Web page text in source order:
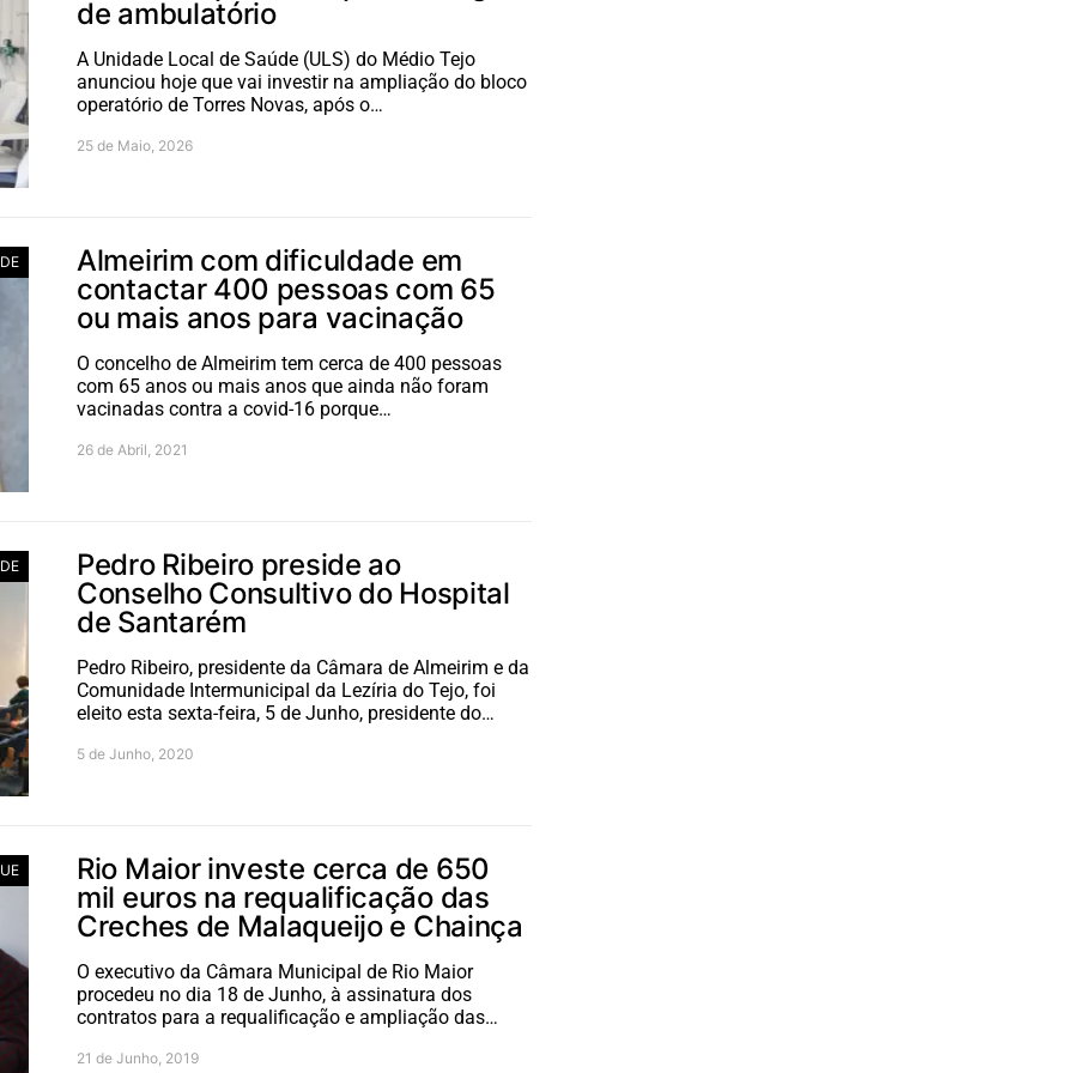
de ambulatório
A Unidade Local de Saúde (ULS) do Médio Tejo
anunciou hoje que vai investir na ampliação do bloco
operatório de Torres Novas, após o…
25 de Maio, 2026
Almeirim com dificuldade em
contactar 400 pessoas com 65
ou mais anos para vacinação
O concelho de Almeirim tem cerca de 400 pessoas
com 65 anos ou mais anos que ainda não foram
vacinadas contra a covid-16 porque…
26 de Abril, 2021
Pedro Ribeiro preside ao
Conselho Consultivo do Hospital
de Santarém
Pedro Ribeiro, presidente da Câmara de Almeirim e da
Comunidade Intermunicipal da Lezíria do Tejo, foi
eleito esta sexta-feira, 5 de Junho, presidente do…
5 de Junho, 2020
Rio Maior investe cerca de 650
mil euros na requalificação das
Creches de Malaqueijo e Chainça
O executivo da Câmara Municipal de Rio Maior
procedeu no dia 18 de Junho, à assinatura dos
contratos para a requalificação e ampliação das…
21 de Junho, 2019